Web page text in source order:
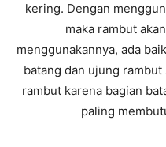
kering. Dengan
maka rambut
menggunakannya, ada
batang dan ujung
rambut karena bagian
paling